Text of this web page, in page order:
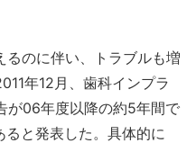
のに伴い、トラブルも増
年12月、歯科インプラ
が06年度以降の約5年間で
と発表した。具体的に